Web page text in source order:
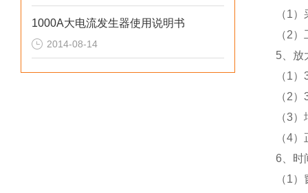
1000A大电流发生器使用说明书
2014-08-14
（1
（2
5、放
（1
（2
（3
（4
6、时
（1